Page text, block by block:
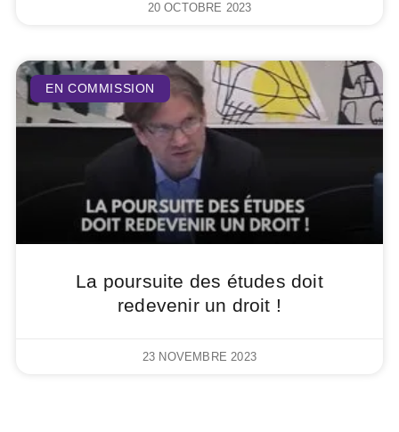
20 OCTOBRE 2023
EN COMMISSION
La poursuite des études doit
redevenir un droit !
23 NOVEMBRE 2023